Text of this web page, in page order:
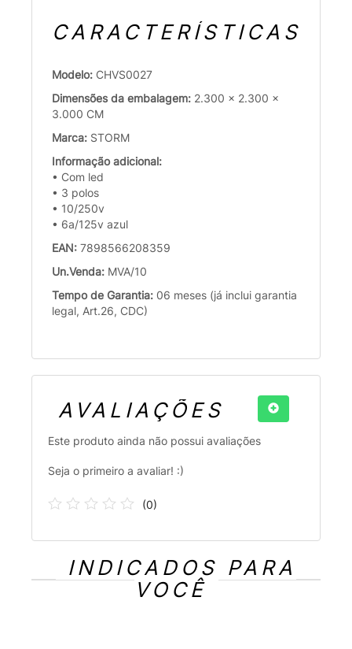
CARACTERÍSTICAS
Modelo: CHVS0027
Dimensões da embalagem: 2.300 x 2.300 x
3.000 CM
Marca: STORM
Informação adicional:
• Com led
• 3 polos
• 10/250v
• 6a/125v azul
EAN: 7898566208359
Un.Venda: MVA/10
Tempo de Garantia: 06 meses (já inclui garantia
legal, Art.26, CDC)
AVALIAÇÕES
Este produto ainda não possui avaliações
Seja o primeiro a avaliar! :)
(0)
INDICADOS PARA
VOCÊ